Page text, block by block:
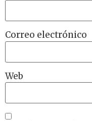
Correo electrónico
Web